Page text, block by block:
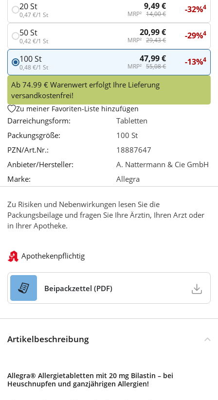
20 St
0,47 €/1 St
9,49 €
MRP² 14,00 € -32%4
50 St
0,42 €/1 St
20,99 €
MRP² 29,43 € -29%4
100 St
0,48 €/1 St
47,99 €
MRP² 55,08 € -13%4
Ab 74.99 € Warenwert erfolgt Ihre Lieferung
versandkostenfrei!
Zu meiner Favoriten-Liste hinzufügen
Darreichungsform:
Tabletten
Packungsgröße:
100 St
PZN/Art.Nr.:
18887647
Anbieter/Hersteller:
A. Nattermann & Cie GmbH
Marke:
Allegra
Zu Risiken und Nebenwirkungen lesen Sie die
Packungsbeilage und fragen Sie Ihre Ärztin, Ihren Arzt oder
in Ihrer Apotheke.
Apothekenpflichtig
Beipackzettel (PDF)
Artikelbeschreibung
Allegra® Allergietabletten mit 20 mg Bilastin – bei
Heuschnupfen und ganzjährigen Allergien!